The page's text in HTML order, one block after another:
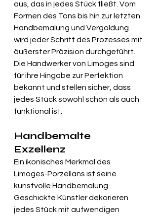
aus, das in jedes Stück fließt. Vom
Formen des Tons bis hin zur letzten
Handbemalung und Vergoldung
wird jeder Schritt des Prozesses mit
äußerster Präzision durchgeführt.
Die Handwerker von Limoges sind
für ihre Hingabe zur Perfektion
bekannt und stellen sicher, dass
jedes Stück sowohl schön als auch
funktional ist.
Handbemalte
Exzellenz
Ein ikonisches Merkmal des
Limoges-Porzellans ist seine
kunstvolle Handbemalung.
Geschickte Künstler dekorieren
jedes Stück mit aufwendigen